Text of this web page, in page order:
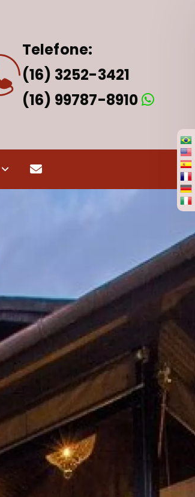
Telefone:
(16) 3252-3421
(16) 99787-8910